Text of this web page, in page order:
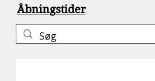
Åbningstider